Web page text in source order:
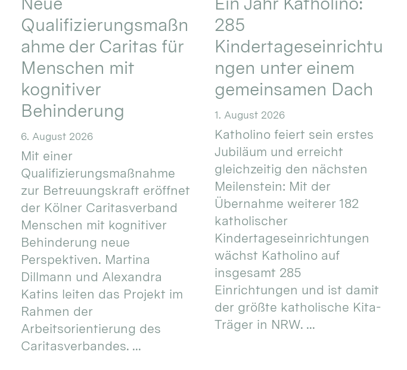
Qualifizierungsmaßn
ahme der Caritas für
Menschen mit
kognitiver
Behinderung
6. August 2026
Mit einer
Qualifizierungsmaßnahme
zur Betreuungskraft eröffnet
der Kölner Caritasverband
Menschen mit kognitiver
Behinderung neue
Perspektiven. Martina
Dillmann und Alexandra
Katins leiten das Projekt im
Rahmen der
Arbeitsorientierung des
Caritasverbandes. ...
285
Kindertageseinrichtu
ngen unter einem
gemeinsamen Dach
1. August 2026
Katholino feiert sein erstes
Jubiläum und erreicht
gleichzeitig den nächsten
Meilenstein: Mit der
Übernahme weiterer 182
katholischer
Kindertageseinrichtungen
wächst Katholino auf
insgesamt 285
Einrichtungen und ist damit
der größte katholische Kita-
Träger in NRW. ...